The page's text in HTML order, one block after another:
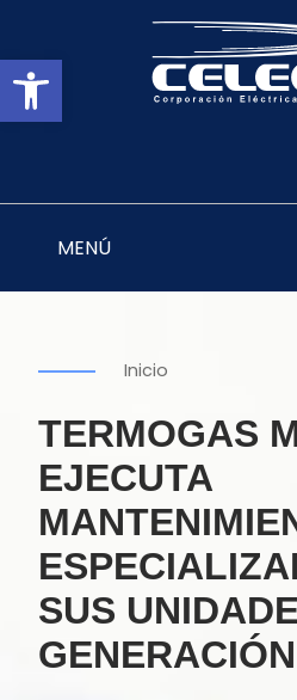
Abrir barra de
MENÚ
Inicio
TERMOGAS
EJECUTA
SUS
GENERACIÓN